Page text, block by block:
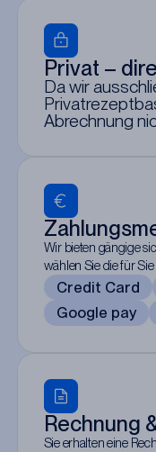
Privat –
Da wir
Abrechnung
Wir bieten gängige
wählen Sie die für Sie
Credit Card
Google pay
Rechnung
Sie erhalten eine